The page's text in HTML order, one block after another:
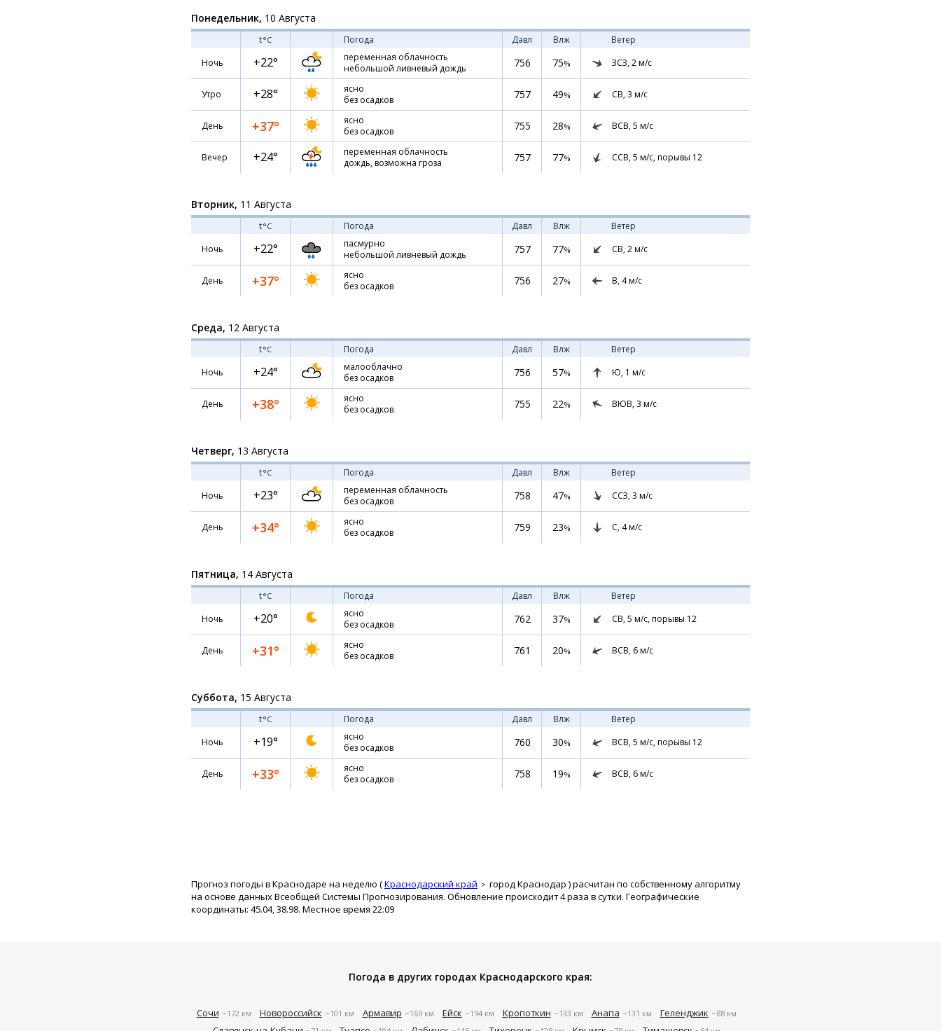
Понедельник, 10 Августа
t°C Погода Давл Влж
Ветер
Ночь
+22°
переменная облачность
небольшой ливневый дождь
756 75% ЗСЗ, 2м/с
Утро +28°
ясно
без осадков
757 49% СВ, 3 м/с
День +37°
ясно
без осадков
755 28% ВСВ, 5 м/с
Вечер +24°
переменная облачность
дождь, возможна гроза
757 77% ССВ, 5 м/с, порывы 12
Вторник, 11 Августа
t°C Погода Давл Влж
Ветер
Ночь
+22°
пасмурно
небольшой ливневый дождь
757 77% СВ, 2м/с
День +37°
ясно
без осадков
756 27% В, 4м/с
Среда, 12 Августа
t°C Погода Давл Влж
Ветер
Ночь
+24°
малооблачно
без осадков
756 57% Ю, 1 м/с
День +38°
ясно
без осадков
755 22% ВЮВ, 3 м/с
Четверг, 13 Августа
t°C Погода Давл Влж
Ветер
Ночь
+23°
переменная облачность
без осадков
758 47% ССЗ, 3 м/с
День +34°
ясно
без осадков
759 23% С, 4м/с
Пятница, 14 Августа
t°C Погода Давл Влж
Ветер
Ночь
+20°
ясно
без осадков
762 37% СВ, 5 м/с, порывы 12
День +31°
ясно
без осадков
761 20% ВСВ, 6м/с
Суббота, 15 Августа
t°C Погода Давл Влж
Ветер
Ночь
+19°
ясно
без осадков
760 30% ВСВ, 5 м/с, порывы 12
День +33°
ясно
без осадков
758 19% ВСВ, 6м/с
Прогноз погоды в Краснодаре на неделю (Краснодарский край город Краснодар ) расчитан по собственному алгоритму
на основе данных Всеобщей Системы Прогнозирования. Обновление происходит 4 раза в сутки. Географические
координаты: 45.04, 38.98. Местное время 22:09
Погода в других городах Краснодарского края:
Сочи ~172 км Новороссийск ~101 км Армавир ~169 км Ейск ~194 км Кропоткин ~133 км Анапа ~131 км Геленджик ~88 км